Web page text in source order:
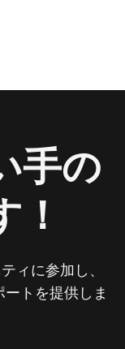
手の
ィに参加し、
トを提供しま